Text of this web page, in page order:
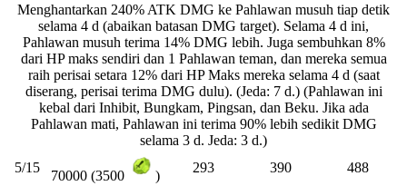
Menghantarkan 240% ATK DMG ke Pahlawan musuh tiap detik
selama 4 d (abaikan batasan DMG target). Selama 4 d ini,
Pahlawan musuh terima 14% DMG lebih. Juga sembuhkan 8%
dari HP maks sendiri dan 1 Pahlawan teman, dan mereka semua
raih perisai setara 12% dari HP Maks mereka selama 4 d (saat
diserang, perisai terima DMG dulu). (Jeda: 7 d.) (Pahlawan ini
kebal dari Inhibit, Bungkam, Pingsan, dan Beku. Jika ada
Pahlawan mati, Pahlawan ini terima 90% lebih sedikit DMG
selama 3 d. Jeda: 3 d.)
5/15
70000 (3500 )
293 390
488